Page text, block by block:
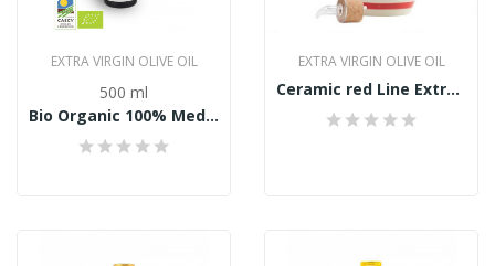
EXTRA VIRGIN OLIVE OIL
500 ml
Bio Organic 100% Mediterranean Extra panenský...
EXTRA VIRGIN OLIVE OIL
Ceramic red Line Extra panensky olivový olej...